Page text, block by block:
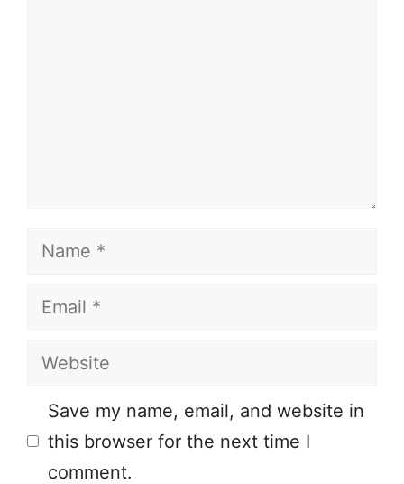
Name
Email
Website
Save my name, email, and website in
this browser for the next time I
comment.